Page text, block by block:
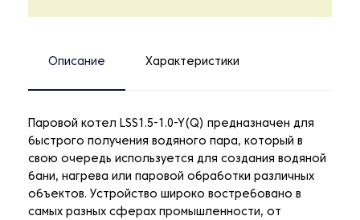
Описание Характеристики
Паровой котел LSS1.5-1.0-Y(Q) предназначен для
быстрого получения водяного пара, который в
свою очередь используется для создания водяной
бани, нагрева или паровой обработки различных
объектов. Устройство широко востребовано в
самых разных сферах промышленности, от